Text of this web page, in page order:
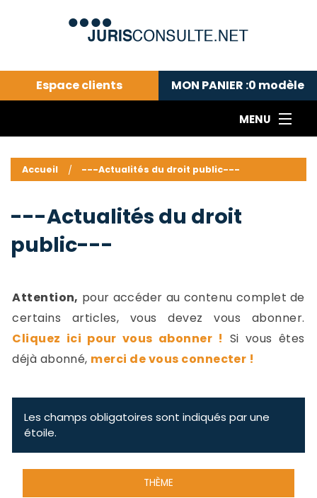
Espace clients MON PANIER :0 modèle
MENU
---Actualités du droit public---
Droit pénal---
Droit privé ---
Abonnement aux actualités
Accueil ---Actualités du droit public---
---Actualités du droit
public---
Attention, pour accéder au contenu complet de
certains articles, vous devez vous abonner.
Cliquez ici pour vous abonner ! Si vous êtes
déjà abonné, merci de vous connecter !
Les champs obligatoires sont indiqués par une
étoile.
THÈME